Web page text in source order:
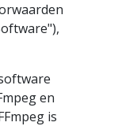
en
is